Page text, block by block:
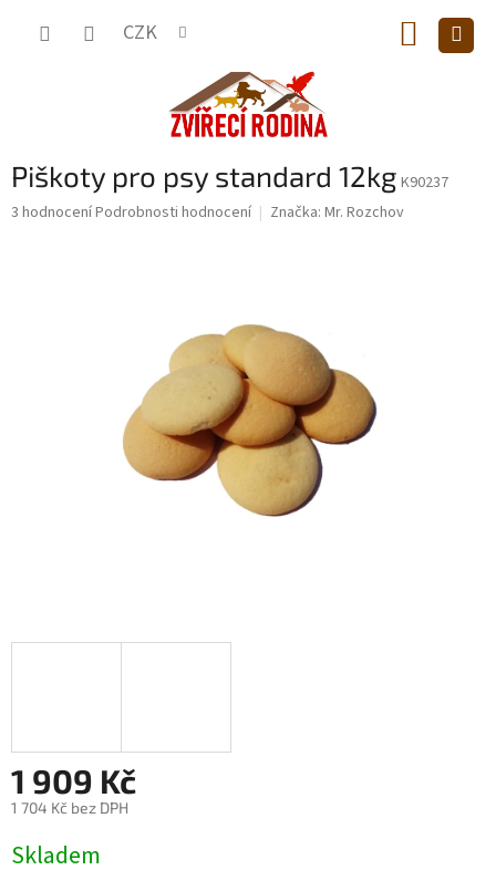
CZK
KOŠÍK
Piškoty pro psy standard 12kg K90237
Průměrné
3 hodnoceníPodrobnosti hodnocení Značka: Mr. Rozchov
1 909 Kč
1 704 Kč bez DPH
cena:
Skladem